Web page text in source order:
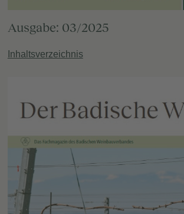
Ausgabe: 03/2025
Inhaltsverzeichnis